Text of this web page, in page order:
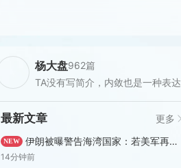
杨大盘962篇
TA没有写简介，内敛也是一种表达
最新文章 更多
NEW 伊朗被曝警告海湾国家：若美军再动手，就炸你们的油田电网
14分钟前